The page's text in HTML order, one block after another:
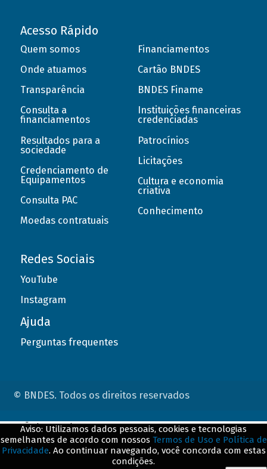
Acesso Rápido
Quem somos
Onde atuamos
Transparência
Consulta a
financiamentos
Resultados para a
sociedade
Credenciamento de
Equipamentos
Consulta PAC
Moedas contratuais
Financiamentos
Cartão BNDES
BNDES Finame
Instituições financeiras
credenciadas
Patrocínios
Licitações
Cultura e economia
criativa
Conhecimento
Redes Sociais
YouTube
Instagram
Ajuda
Perguntas frequentes
© BNDES. Todos os direitos reservados
Aviso: Utilizamos dados pessoais, cookies e tecnologias
semelhantes de acordo com nossos Termos de Uso e Política de
Privacidade. Ao continuar navegando, você concorda com estas
condições.
ConteÃºdo complementar
${title}${badge}